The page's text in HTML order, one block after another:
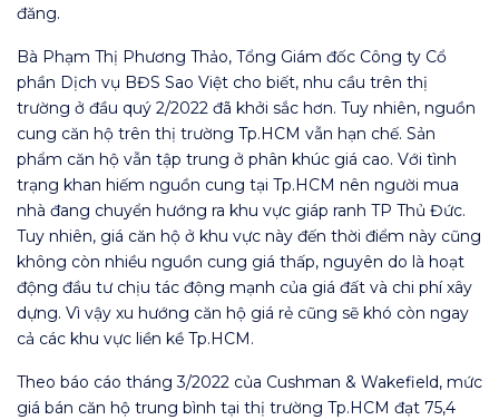
đăng.
Bà Phạm Thị Phương Thảo, Tổng Giám đốc Công ty Cổ
phần Dịch vụ BĐS Sao Việt cho biết, nhu cầu trên thị
trường ở đầu quý 2/2022 đã khởi sắc hơn. Tuy nhiên, nguồn
cung căn hộ trên thị trường Tp.HCM vẫn hạn chế. Sản
phẩm căn hộ vẫn tập trung ở phân khúc giá cao. Với tình
trạng khan hiếm nguồn cung tại Tp.HCM nên người mua
nhà đang chuyển hướng ra khu vực giáp ranh TP Thủ Đức.
Tuy nhiên, giá căn hộ ở khu vực này đến thời điểm này cũng
không còn nhiều nguồn cung giá thấp, nguyên do là hoạt
động đầu tư chịu tác động mạnh của giá đất và chi phí xây
dựng. Vì vậy xu hướng căn hộ giá rẻ cũng sẽ khó còn ngay
cả các khu vực liền kề Tp.HCM.
Theo báo cáo tháng 3/2022 của Cushman & Wakefield, mức
giá bán căn hộ trung bình tại thị trường Tp.HCM đạt 75,4